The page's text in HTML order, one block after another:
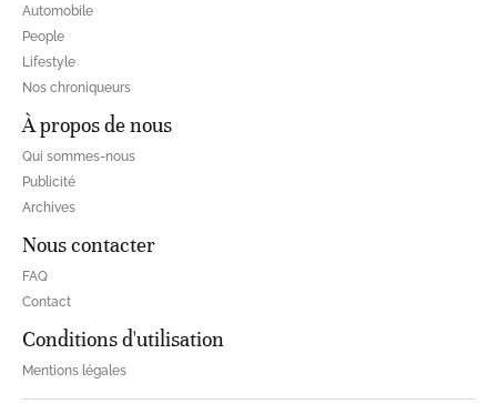
Automobile
People
Lifestyle
Nos chroniqueurs
À propos de nous
Qui sommes-nous
Publicité
Archives
Nous contacter
FAQ
Contact
Conditions d'utilisation
Mentions légales